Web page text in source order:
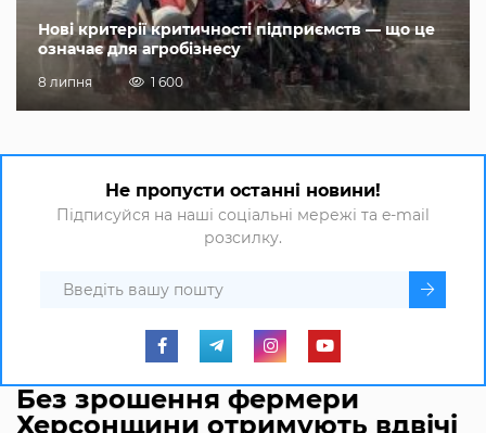
Нові критерії критичності підприємств — що це
означає для агробізнесу
8 липня 1 600
Не пропусти останні новини!
Підписуйся на наші соціальні мережі та e-mail
розсилку.
Без зрошення фермери
Херсонщини отримують вдвічі